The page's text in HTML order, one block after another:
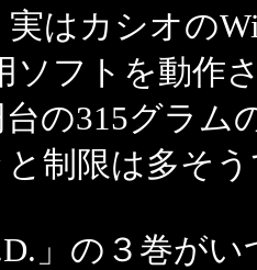
実はカシオの
ソフトを動作
の315グラム
と制限は多そ
」の３巻がい